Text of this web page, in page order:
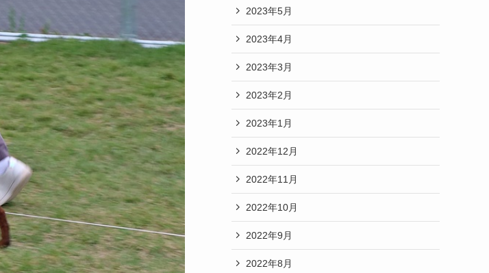
2023年5月
2023年4月
2023年3月
2023年2月
2023年1月
2022年12月
2022年11月
2022年10月
2022年9月
2022年8月